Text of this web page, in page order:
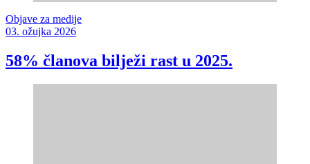
Objave za medije
03. ožujka 2026
58% članova bilježi rast u 2025.